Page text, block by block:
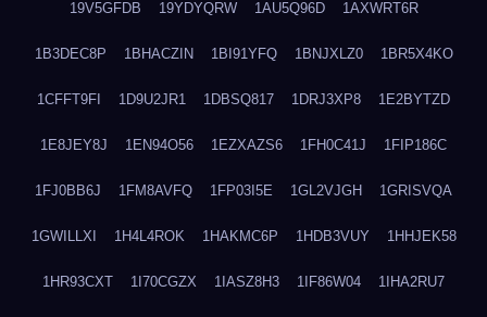
19V5GFDB 19YDYQRW 1AU5Q96D 1AXWRT6R
1B3DEC8P 1BHACZIN 1BI91YFQ 1BNJXLZ0 1BR5X4KO
1CFFT9FI 1D9U2JR1 1DBSQ817 1DRJ3XP8 1E2BYTZD
1E8JEY8J 1EN94O56 1EZXAZS6 1FH0C41J 1FIP186C
1FJ0BB6J 1FM8AVFQ 1FP03I5E 1GL2VJGH 1GRISVQA
1GWILLXI 1H4L4ROK 1HAKMC6P 1HDB3VUY 1HHJEK58
1HR93CXT 1I70CGZX 1IASZ8H3 1IF86W04 1IHA2RU7